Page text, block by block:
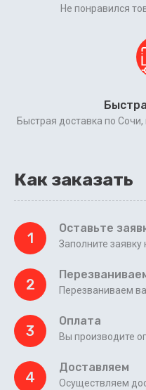
Не понравился
Быстрая доставка по
Как заказать
1
Оставьте
Заполните заявку
2 Перезваниваем
3
Оплата
Вы производите
4
Доставляем
Осуществляем